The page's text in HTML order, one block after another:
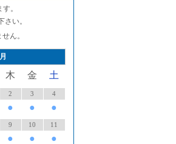
。
さい。
ん。
木 金 土
2
●
3
●
4
●
9
●
10
●
11
●